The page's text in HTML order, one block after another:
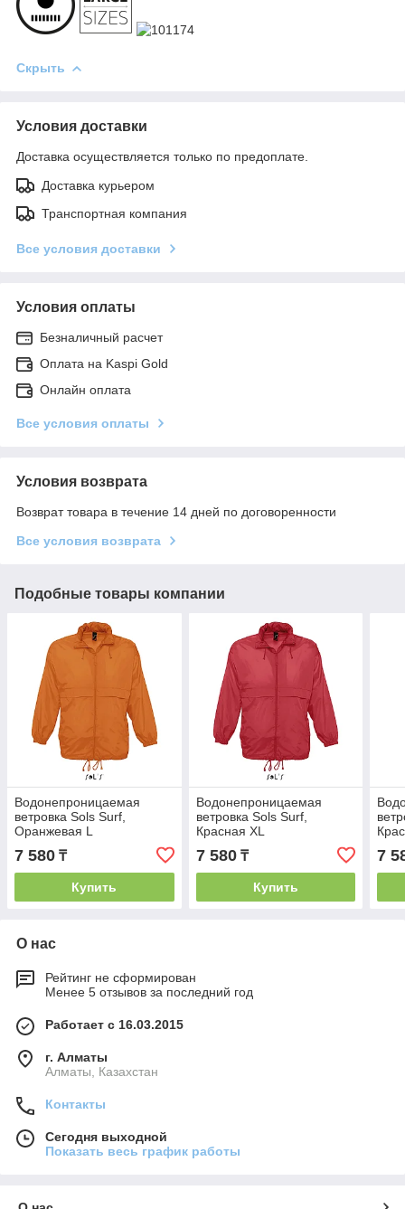
Скрыть
Условия доставки
Доставка осуществляется только по предоплате.
Доставка курьером
Транспортная компания
Все условия доставки
Условия оплаты
Безналичный расчет
Оплата на Kaspi Gold
Онлайн оплата
Все условия оплаты
Условия возврата
Возврат товара в течение 14 дней по договоренности
Все условия возврата
Подобные товары компании
Водонепроницаемая
ветровка Sols Surf,
Оранжевая L
7 580 ₸
Купить
Водонепроницаемая
ветровка Sols Surf,
Красная XL
7 580₸
Купить
7
О нас
Рейтинг не сформирован
Менее 5 отзывов за последний год
Работает с 16.03.2015
г. Алматы
Алматы, Казахстан
Контакты
Сегодня выходной
Показать весь график работы